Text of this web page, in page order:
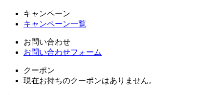
キャンペーン
キャンペーン一覧
お問い合わせ
お問い合わせフォーム
クーポン
現在お持ちのクーポンはありません。